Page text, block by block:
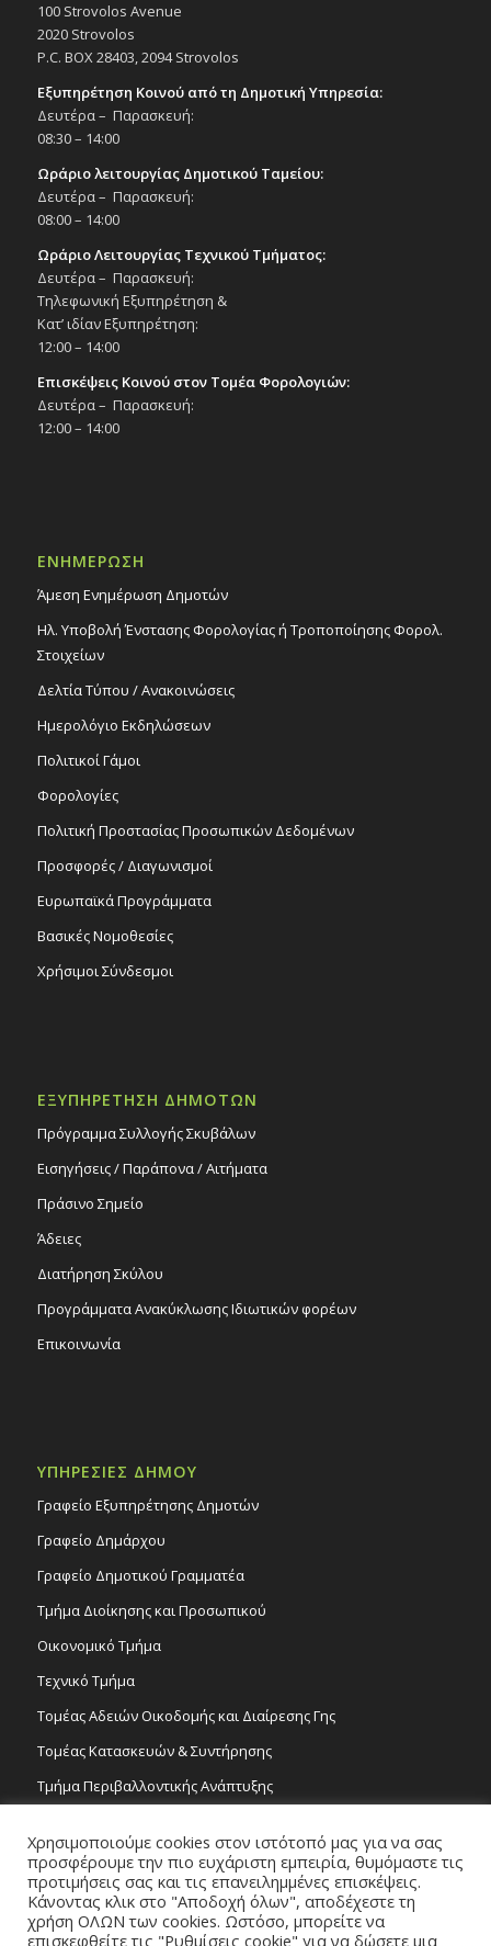
100 Strovolos Avenue
2020 Strovolos
P.C. BOX 28403, 2094 Strovolos
Εξυπηρέτηση Κοινού από τη Δημοτική Υπηρεσία:
Δευτέρα – Παρασκευή:
08:30 – 14:00
Ωράριο λειτουργίας Δημοτικού Ταμείου:
Δευτέρα – Παρασκευή:
08:00 – 14:00
Ωράριο Λειτουργίας Τεχνικού Τμήματος:
Δευτέρα – Παρασκευή:
Τηλεφωνική Εξυπηρέτηση &
Κατ’ ιδίαν Εξυπηρέτηση:
12:00 – 14:00
Επισκέψεις Κοινού στον Τομέα Φορολογιών:
Δευτέρα – Παρασκευή:
12:00 – 14:00
ΕΝΗΜΕΡΩΣΗ
Άμεση Ενημέρωση Δημοτών
Ηλ. Υποβολή Ένστασης Φορολογίας ή Τροποποίησης Φορολ.
Στοιχείων
Δελτία Τύπου / Ανακοινώσεις
Ημερολόγιο Εκδηλώσεων
Πολιτικοί Γάμοι
Φορολογίες
Πολιτική Προστασίας Προσωπικών Δεδομένων
Προσφορές / Διαγωνισμοί
Ευρωπαϊκά Προγράμματα
Βασικές Νομοθεσίες
Χρήσιμοι Σύνδεσμοι
ΕΞΥΠΗΡΕΤΗΣΗ ΔΗΜΟΤΩΝ
Πρόγραμμα Συλλογής Σκυβάλων
Εισηγήσεις / Παράπονα / Αιτήματα
Πράσινο Σημείο
Άδειες
Διατήρηση Σκύλου
Προγράμματα Ανακύκλωσης Ιδιωτικών φορέων
Επικοινωνία
ΥΠΗΡΕΣΙΕΣ ΔΗΜΟΥ
Γραφείο Εξυπηρέτησης Δημοτών
Γραφείο Δημάρχου
Γραφείο Δημοτικού Γραμματέα
Τμήμα Διοίκησης και Προσωπικού
Οικονομικό Τμήμα
Τεχνικό Τμήμα
Τομέας Αδειών Οικοδομής και Διαίρεσης Γης
Τομέας Κατασκευών & Συντήρησης
Τμήμα Περιβαλλοντικής Ανάπτυξης
Τομέας Γραμμάτων και Τεχνών
Τροχονομία
Χρησιμοποιούμε cookies στον ιστότοπό μας για να σας
προσφέρουμε την πιο ευχάριστη εμπειρία, θυμόμαστε τις
προτιμήσεις σας και τις επανειλημμένες επισκέψεις.
Κάνοντας κλικ στο "Αποδοχή όλων", αποδέχεστε τη
χρήση ΟΛΩΝ των cookies. Ωστόσο, μπορείτε να
επισκεφθείτε τις "Ρυθμίσεις cookie" για να δώσετε μια